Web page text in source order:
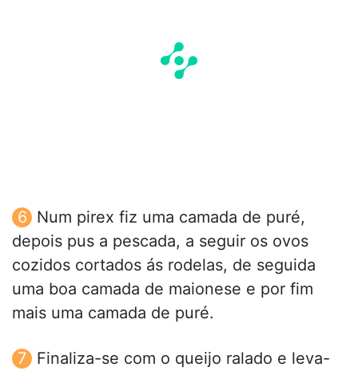
Num pirex fiz uma camada de puré,
depois pus a pescada, a seguir os ovos
cozidos cortados ás rodelas, de seguida
uma boa camada de maionese e por fim
mais uma camada de puré.
Finaliza-se com o queijo ralado e leva-